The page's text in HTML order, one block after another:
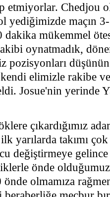
etmiyorlar. Chedjou
yediğimizde maçın
mükemmel
oynatmadık,
pozisyonları
kendi elimizle rakibe
Josue'nin yerinde
çıkardığımız
yarılarda takımı
değiştirmeye
önde
olmamıza